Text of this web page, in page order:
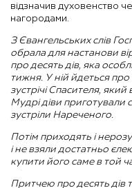
відзначив духовенство
нагородами.
З Євангельських слів
обрала для настанови
про десять дів, яка
тижня. У ній йдеться
зустрічі Спасителя,
Мудрі діви приготували
зустріли Нареченого.
Потім приходять і
і не взяли достатньо
купити його саме в той
Притчею про десять дів